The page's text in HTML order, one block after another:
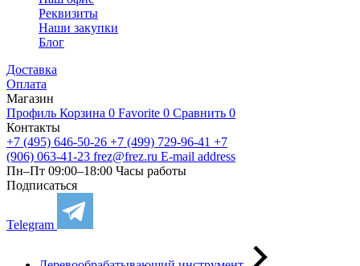
Реквизиты
Наши закупки
Блог
Доставка
Оплата
Магазин
Профиль Корзина 0 Favorite 0 Сравнить 0
Контакты
+7 (495) 646-50-26 +7 (499) 729-96-41 +7
(906) 063-41-23 frez@frez.ru E-mail address
Пн–Пт 09:00–18:00 Часы работы
Подписаться
Telegram